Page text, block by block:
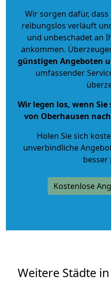
Wir sorgen dafür,
reibungslos verläuft
und unbeschadet an
ankommen.
günstigen Angeboten
umfassender
Wir legen los, wenn
von Oberhausen
Holen Sie sich
unverbindliche
besser
Kostenlose
Weitere Städte